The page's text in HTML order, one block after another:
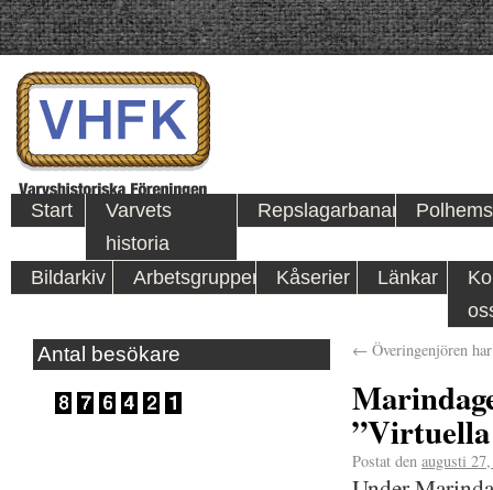
Start
Varvets
historia
Repslagarbanan
Bildarkiv Arbetsgrupper Kåserier Länkar
Antal besökare ← Överingenjören
”Virtuella
Postat den augusti